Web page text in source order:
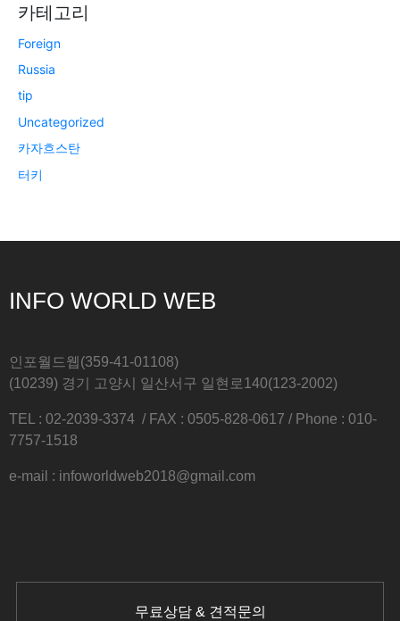
카테고리
Foreign
Russia
tip
Uncategorized
카자흐스탄
터키
INFO WORLD WEB
인포월드웹(359-41-01108)
(10239) 경기 고양시 일산서구 일현로140(123-2002)
TEL : 02-2039-3374 / FAX : 0505-828-0617 / Phone : 010-
7757-1518
e-mail : infoworldweb2018@gmail.com
무료상담 & 견적문의